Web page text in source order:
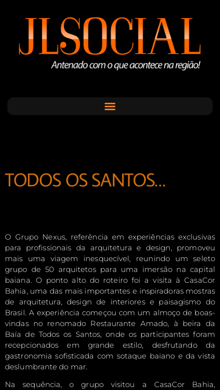
TODOS OS SANTOS…
O Grupo Nexus, referência em experiências exclusivas
para profissionais da arquitetura e design, promoveu
mais uma viagem inesquecível, reunindo um seleto
grupo de 50 arquitetos para uma imersão na capital
baiana. O ponto alto do roteiro foi a visita à CasaCor
Bahia, uma das mais importantes e inspiradoras mostras
de arquitetura, design de interiores e paisagismo do
Brasil. A experiência começou com um almoço de boas-
vindas no renomado Restaurante Amado, à beira da
Baía de Todos os Santos, onde os participantes foram
recepcionados em grande estilo, desfrutando da
gastronomia sofisticada com sotaque baiano e da vista
deslumbrante do mar.
Na sequência, o grupo visitou a CasaCor Bahia,